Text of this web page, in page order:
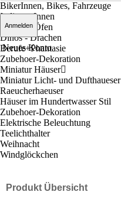
Neues Konto
BikerInnen, Bikes, Fahrzeuge
Indianer-Innen
Räucher-Öfen
Dinos - Drachen
Berufe+Phantasie
Zubehoer-Dekoration
Miniatur Häuser
Miniatur Licht- und Dufthaueser
Raeucherhaeuser
Häuser im Hundertwasser Stil
Zubehoer-Dekoration
Elektrische Beleuchtung
Teelichthalter
Weihnacht
Windglöckchen
Produkt Übersicht